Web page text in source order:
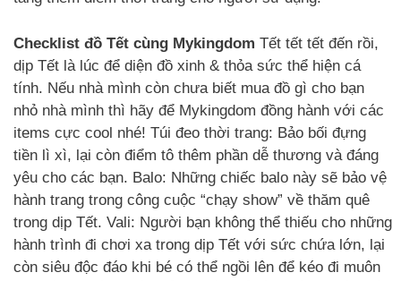
Checklist đồ Tết cùng Mykingdom Tết tết tết đến rồi,
dịp Tết là lúc để diện đồ xinh & thỏa sức thể hiện cá
tính. Nếu nhà mình còn chưa biết mua đồ gì cho bạn
nhỏ nhà mình thì hãy để Mykingdom đồng hành với các
items cực cool nhé! Túi đeo thời trang: Bảo bối đựng
tiền lì xì, lại còn điểm tô thêm phần dễ thương và đáng
yêu cho các bạn. Balo: Những chiếc balo này sẽ bảo vệ
hành trang trong công cuộc “chạy show” về thăm quê
trong dịp Tết. Vali: Người bạn không thể thiếu cho những
hành trình đi chơi xa trong dịp Tết với sức chứa lớn, lại
còn siêu độc đáo khi bé có thể ngồi lên để kéo đi muôn